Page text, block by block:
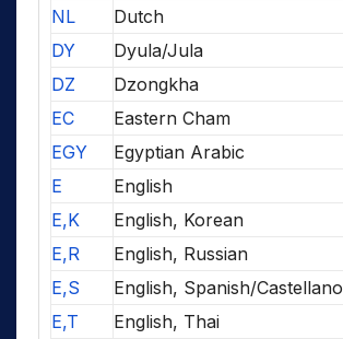
NL
Dutch
DY
Dyula/Jula
DZ
Dzongkha
EC
Eastern Cham
EGY
Egyptian Arabic
E
English
E,K
English, Korean
E,R
English, Russian
E,S
English, Spanish/Castellano
E,T
English, Thai